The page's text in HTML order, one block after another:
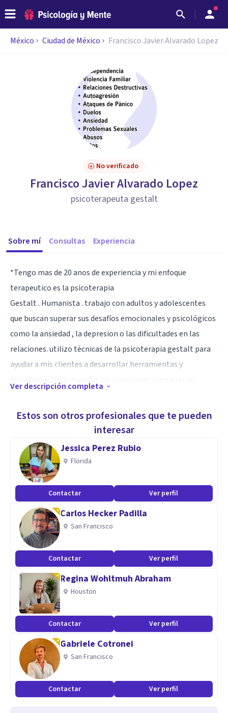
México Ciudad de México Francisco Javier Alvarado Lopez
No verificado
Francisco Javier Alvarado Lopez
psicoterapeuta gestalt
Sobre mí Consultas Experiencia
*Tengo mas de 20 anos de experiencia y mi enfoque
terapeutico es la psicoterapia
Gestalt . Humanista . trabajo con adultos y adolescentes
que buscan superar sus desafíos emocionales y psicológicos
como la ansiedad , la depresion o las dificultades en las
relaciones. utilizo técnicas de la psicoterapia gestalt para
ayudar a mis clientes a desarrollar herramientas y
Mi objetivo es crear un espacio seguro y de apoyo para que
mis clientes puedan explorar sus pensamientos y
sentimientos y comportamientos , y trabajar hacia un
cambio positivo y duradero
Especialidad
Tanatologia
Terapia de pareja
Adicciones
Hipnosis regresiva
Familiar
Aptitudes
Trabajo en en adicciones y codependencia
Ver descripción completa
Estos son otros profesionales que te pueden
interesar
Jessica Perez Rubio
Florida
Contactar Ver perfil
Carlos Hecker Padilla
San Francisco
Contactar Ver perfil
Regina Wohltmuh Abraham
Houston
Contactar Ver perfil
Gabriele Cotronei
San Francisco
Contactar Ver perfil